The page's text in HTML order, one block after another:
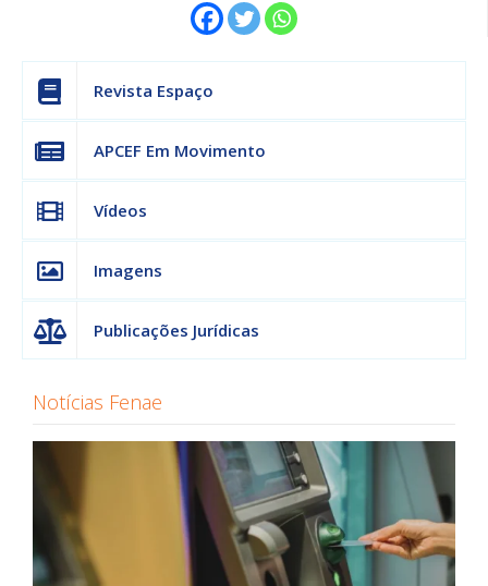
Revista Espaço
APCEF Em Movimento
Vídeos
Imagens
Publicações Jurídicas
Notícias Fenae